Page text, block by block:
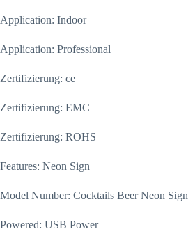
Application: Indoor
Application: Professional
Zertifizierung: ce
Zertifizierung: EMC
Zertifizierung: ROHS
Features: Neon Sign
Model Number: Cocktails Beer Neon Sign
Powered: USB Power